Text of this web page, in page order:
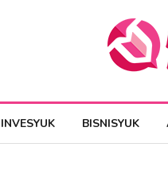
INVESYUK BISNISYUK